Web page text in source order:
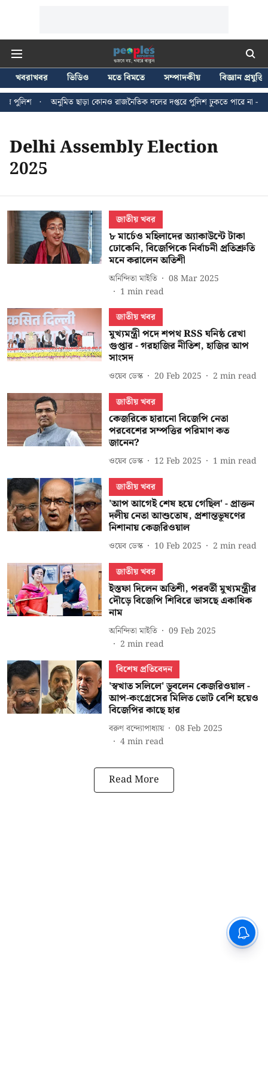
খবরাখবর ভিডিও মতে বিমতে সম্পাদকীয়
বিজ্ঞান প্রযুক্তি
পুলিশ
অনুমিত ছাড়া কোনও রাজনৈতিক দলের দপ্তরে পুলিশ ঢুকতে পারে না - জন
Delhi Assembly Election
2025
জাতীয় খবর
৮ মার্চেও মহিলাদের অ্যাকাউন্টে টাকা
ঢোকেনি, বিজেপিকে নির্বাচনী প্রতিশ্রুতি
মনে করালেন অতিশী
অনিন্দিতা মাইতি
08 Mar 2025
1 min read
জাতীয় খবর
মুখ্যমন্ত্রী পদে শপথ RSS ঘনিষ্ঠ রেখা
গুপ্তার - গরহাজির নীতিশ, হাজির আপ
সাংসদ
ওয়েব ডেস্ক 20 Feb 2025 2 min read
জাতীয় খবর
কেজরিকে হারানো বিজেপি নেতা
পরবেশের সম্পত্তির পরিমাণ কত
জানেন?
ওয়েব ডেস্ক 12 Feb 2025 1 min read
জাতীয় খবর
'আপ আগেই শেষ হয়ে গেছিল' - প্রাক্তন
দলীয় নেতা আশুতোষ, প্রশান্তভূষণের
নিশানায় কেজরিওয়াল
ওয়েব ডেস্ক 10 Feb 2025 2 min read
জাতীয় খবর
ইস্তফা দিলেন অতিশী, পরবর্তী মুখ্যমন্ত্রীর
দৌড়ে বিজেপি শিবিরে ভাসছে একাধিক
নাম
অনিন্দিতা মাইতি
09 Feb 2025
2 min read
বিশেষ প্রতিবেদন
'স্বখাত সলিলে' ডুবলেন কেজরিওয়াল -
আপ-কংগ্রেসের মিলিত ভোট বেশি হয়েও
বিজেপির কাছে হার
বরুণ বন্দ্যোপাধ্যায়
08 Feb 2025
4min read
Read More